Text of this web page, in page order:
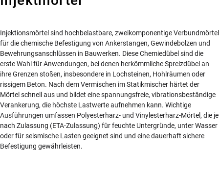
Injektionsmörtel sind hochbelastbare, zweikomponentige Verbundmörtel
für die chemische Befestigung von Ankerstangen, Gewindebolzen und
Bewehrungsanschlüssen in Bauwerken. Diese Chemiedübel sind die
erste Wahl für Anwendungen, bei denen herkömmliche Spreizdübel an
ihre Grenzen stoßen, insbesondere in Lochsteinen, Hohlräumen oder
rissigem Beton. Nach dem Vermischen im Statikmischer härtet der
Mörtel schnell aus und bildet eine spannungsfreie, vibrationsbeständige
Verankerung, die höchste Lastwerte aufnehmen kann. Wichtige
Ausführungen umfassen Polyesterharz- und Vinylesterharz-Mörtel, die je
nach Zulassung (ETA-Zulassung) für feuchte Untergründe, unter Wasser
oder für seismische Lasten geeignet sind und eine dauerhaft sichere
Befestigung gewährleisten.